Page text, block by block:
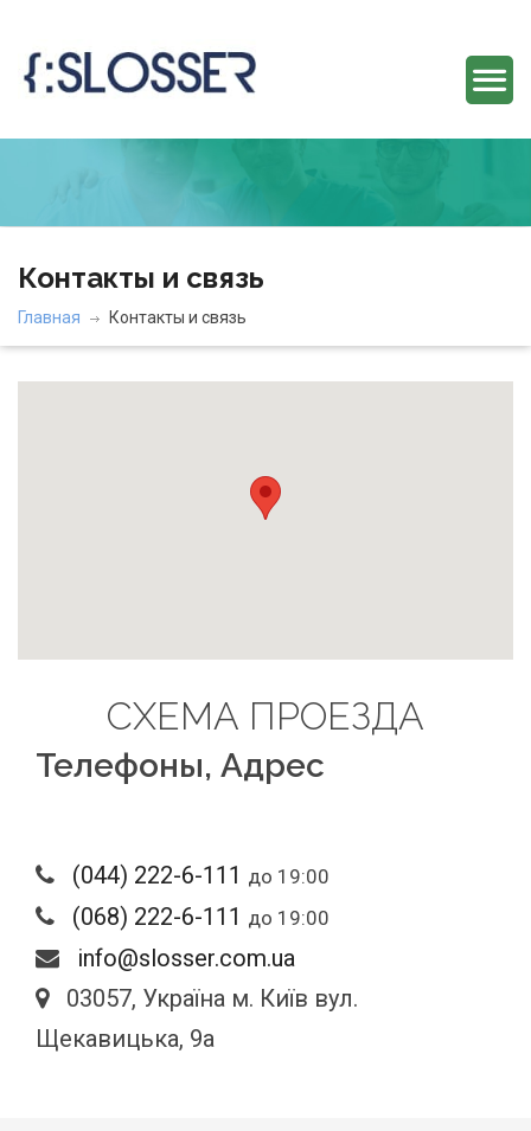
Контакты и связь
Главная Контакты и связь
СХЕМА ПРОЕЗДА
Телефоны, Адрес
‎(044) 222-6-111 до 19:00
‎(068) 222-6-111 до 19:00
info@slosser.com.ua
03057, Україна м. Київ вул.
Щекавицька, 9а